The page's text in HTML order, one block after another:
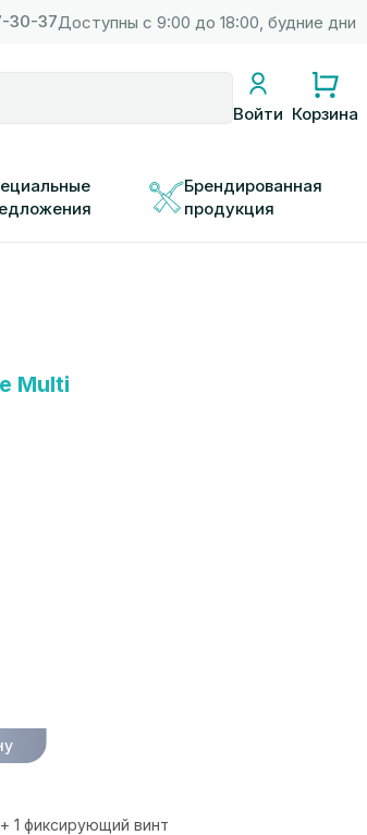
30-37Доступны с 9:00 до 18:00, будние дни
Войти Корзина
Брендированная
продукция
Multi
1 фиксирующий винт